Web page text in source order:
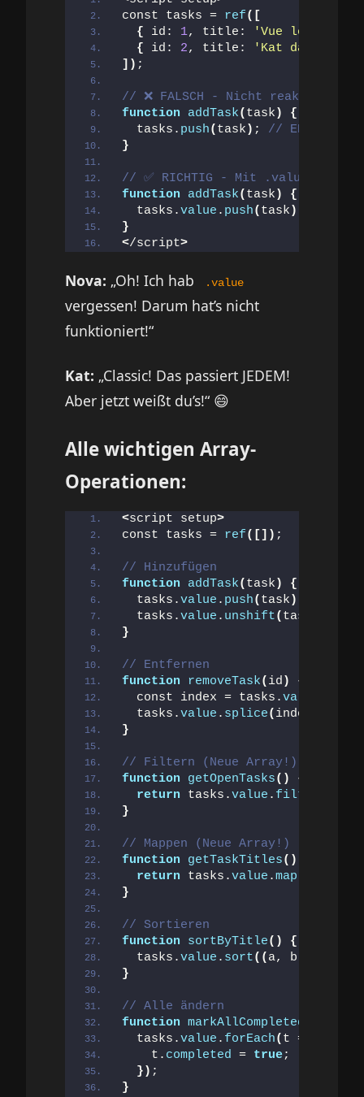
const tasks = ref([
{ id: 1, title: 'Vue lernen'
{ id: 2, title: 'Kat danken'
]) ;
// ❌ FALSCH - Nicht reaktiv!
function
addTask( task )
{
  tasks.
push( task ) ; // ERROR!
}
// ✅ RICHTIG - Mit .value!
function
addTask( task )
{
  tasks.
value . push( task )
}
</script>
Nova: „Oh! Ich hab .value
vergessen! Darum hat’s nicht
funktioniert!“
Kat: „Classic! Das passiert JEDEM!
Aber jetzt weißt du’s!“ 😄
Alle wichtigen Array-
Operationen:
<script setup>
const tasks = ref([]) ;
// Hinzufügen
function
addTask( task )
{
  tasks.
value . push( task )
  tasks.
value . unshift( task
}
// Entfernen
function
removeTask( id )
{
  const index = tasks.
value
  tasks.
value . splice( index,
}
// Filtern (Neue Array!)
function
getOpenTasks()
{
return tasks.value . filter
}
// Mappen (Neue Array!)
function
getTaskTitles()
return tasks.value .map
}
// Sortieren
function
sortByTitle()
{
  tasks.
value . sort(( a, b
}
// Alle ändern
function markAllCompleted
  tasks.
value . forEach( t =
    t.
completed = true;
}) ;
}